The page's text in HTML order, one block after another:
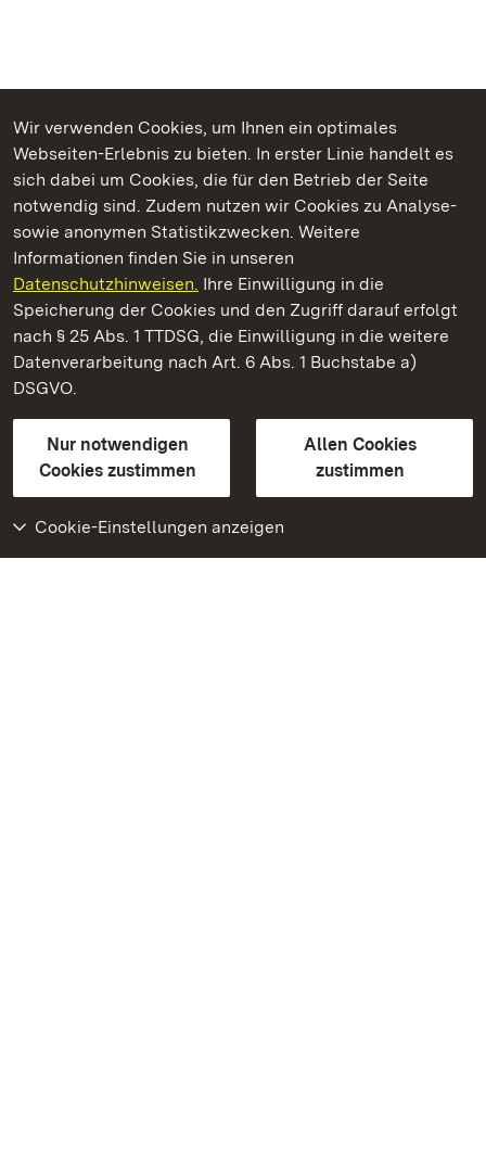
Wir verwenden Cookies, um Ihnen ein optimales
Webseiten-Erlebnis zu bieten. In erster Linie handelt es
sich dabei um Cookies, die für den Betrieb der Seite
notwendig sind. Zudem nutzen wir Cookies zu Analyse-
sowie anonymen Statistikzwecken. Weitere
Informationen finden Sie in unseren
Datenschutzhinweisen. Ihre Einwilligung in die
Speicherung der Cookies und den Zugriff darauf erfolgt
nach § 25 Abs. 1 TTDSG, die Einwilligung in die weitere
Datenverarbeitung nach Art. 6 Abs. 1 Buchstabe a)
DSGVO.
Nur notwendigen
Cookies zustimmen
Allen Cookies
zustimmen
Cookie-Einstellungen anzeigen
Kommen. Staunen. Genießen.
Staatliche Schlösser und Gärten Baden‑Württemberg
Staatliche Schlösser und Gärten Baden-Württemberg
Kontakt
GebärdenspracheLeichte Sprache
Erklärung zur Barrierefreiheit
BITV-konform (geprüfte Seiten)
Weiteres